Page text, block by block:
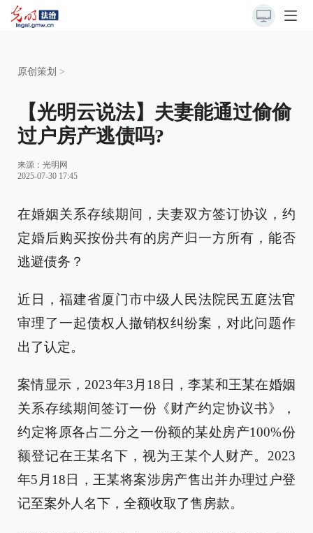
原创策划 >
【光明云说法】夫妻能通过偷偷
过户房产逃债吗?
来源： 光明网
2025-07-30 17:45
在婚姻关系存续期间，夫妻双方签订协议，约
定婚后购买按份共有的房产归一方所有，能否
逃避债务？
近日，福建省厦门市中级人民法院民五庭法官
审理了一起债权人撤销权纠纷案，对此问题作
出了认定。
案情显示，2023年3月18日，李某和王某在婚姻
关系存续期间签订一份《财产约定协议书》，
约定将原各占二分之一份额的某处房产100%份
额登记在王某名下，视为王某个人财产。2023
年5月18日，王某将案涉房产售出并办理过户登
记至案外人名下，全额收取了售房款。